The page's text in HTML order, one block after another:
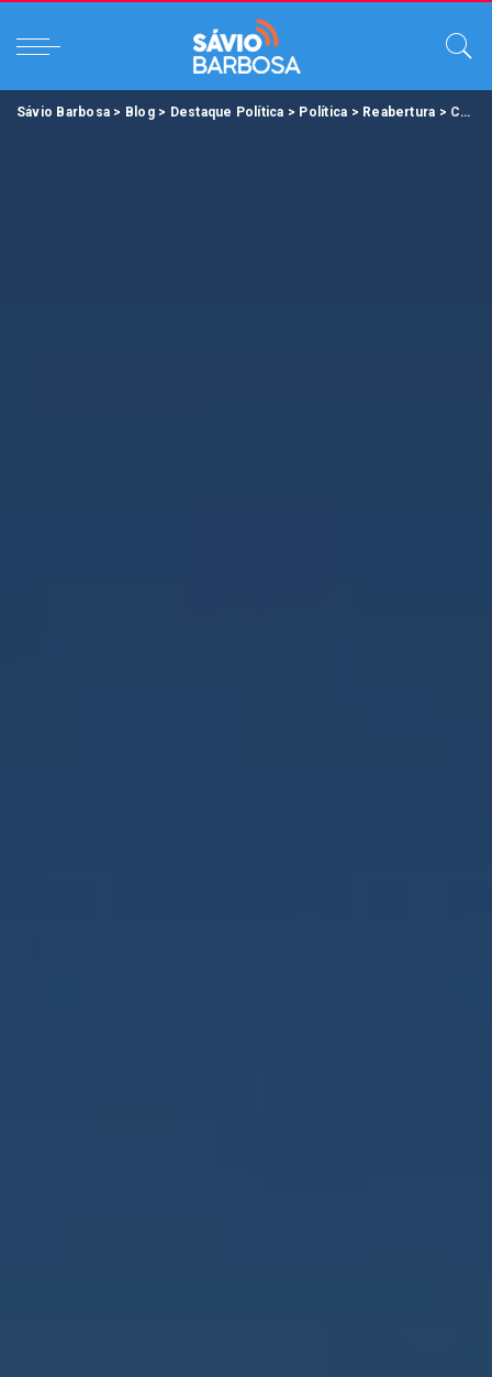
Sávio Barbosa > Blog> Destaque Política > Política > Reabertura > Com protocolos de segurança, Parque Estadual do Utinga reabre ao público.